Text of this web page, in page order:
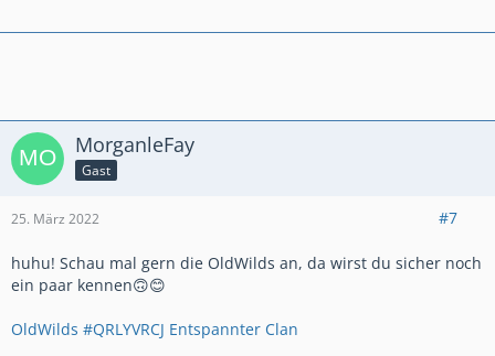
MorganleFay
Gast
25. März 2022 #7
huhu! Schau mal gern die OldWilds an, da wirst du sicher noch
ein paar kennen🙃😊
OldWilds #QRLYVRCJ Entspannter Clan